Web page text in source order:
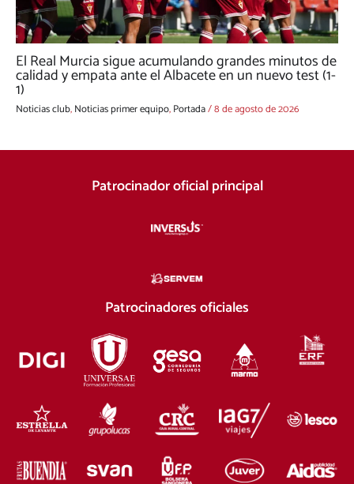
El Real Murcia sigue acumulando grandes minutos de
calidad y empata ante el Albacete en un nuevo test (1-
1)
Noticias club,Noticias primer equipo,Portada/8 de agosto de 2026
Patrocinador oficial principal
Patrocinadores oficiales